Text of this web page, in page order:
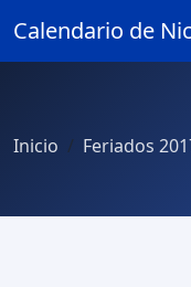
Calendario de
Inicio Feriados